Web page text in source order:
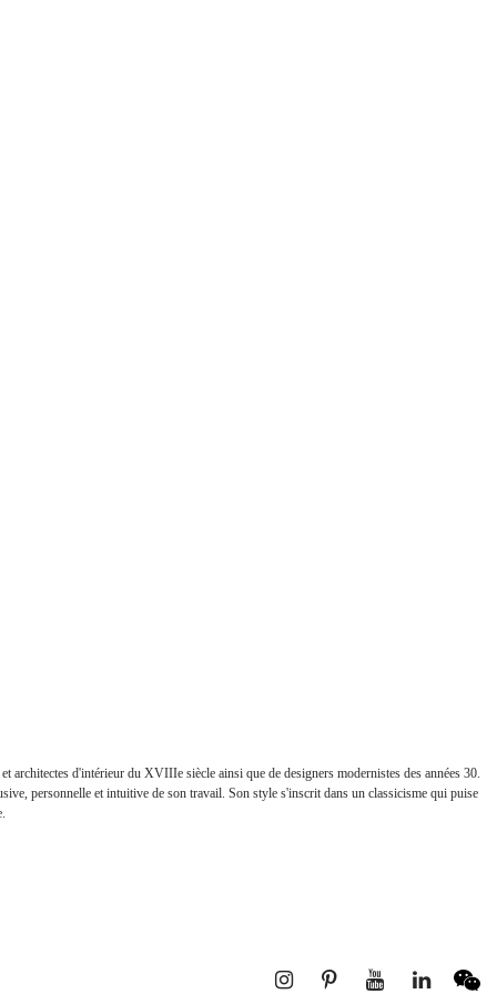
architectes d'intérieur du XVIIIe siècle ainsi que de designers modernistes des années 30.
personnelle et intuitive de son travail. Son style s'inscrit dans un classicisme qui puise